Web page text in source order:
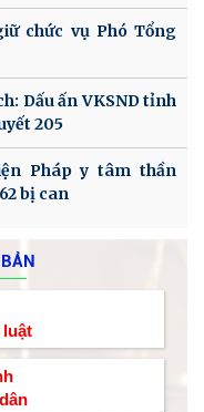
chức vụ Phó Tổng
Dấu ấn VKSND tỉnh
205
Pháp y tâm thần
bị can
luật